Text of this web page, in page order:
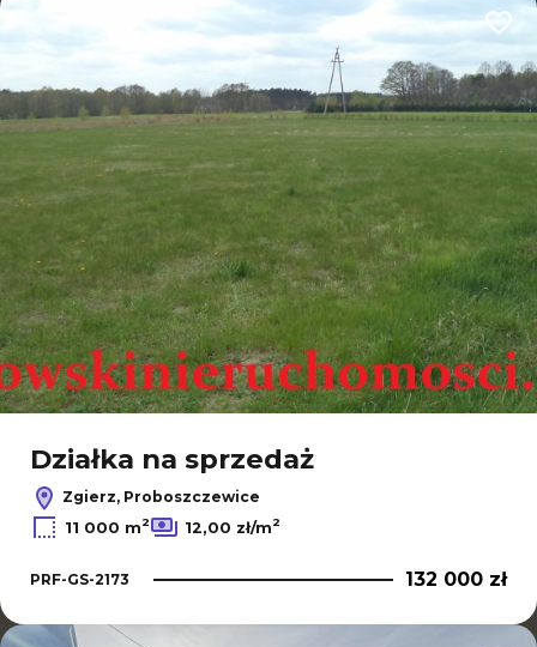
Działka na sprzedaż
Zgierz, Proboszczewice
11 000 m2 12,00 zł/m2
PRF-GS-2173 132 000 zł